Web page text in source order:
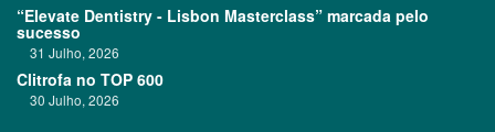
“Elevate Dentistry - Lisbon Masterclass” marcada pelo
sucesso
31 Julho, 2026
Clitrofa no TOP 600
30 Julho, 2026